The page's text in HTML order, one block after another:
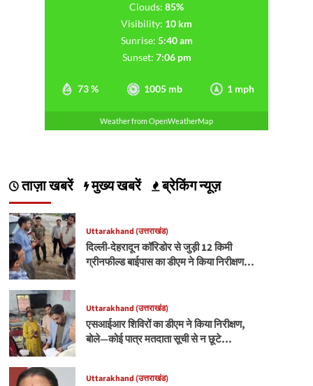
73 % 1005 mb 1 mph
Clouds: 85%
Visibility: 10 km
Sunrise: 5:40 am
Sunset: 7:06 pm
Weather from OpenWeatherMap
ताज़ा खबरें मुख्य खबरें ब्रेकिंग न्यूज़
Uttarakhand (उत्तराखंड)
दिल्ली-देहरादून कॉरिडोर से जुड़ी 12 किमी
ग्रीनफील्ड बाईपास का डीएम ने किया निरीक्षण…
Uttarakhand (उत्तराखंड)
एसआईआर शिविरों का डीएम ने किया निरीक्षण,
बोले—कोई पात्र मतदाता सूची से न छूटे…
Uttarakhand (उत्तराखंड)